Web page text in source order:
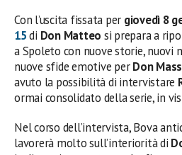
Con l’uscita fissata per giovedì 8
15di Don Matteo si prepara a
a Spoleto con nuove storie, nuovi
nuove sfide emotive perDon
avuto la possibilità di intervistare
ormai consolidato della serie, in
Nel corso dell’intervista, Bova
lavorerà molto sull’interiorità di